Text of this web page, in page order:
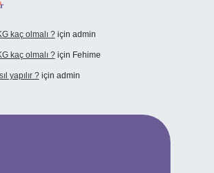
kaç olmalı ?için admin
kaç olmalı ?için Fehime
yapılır ?için admin